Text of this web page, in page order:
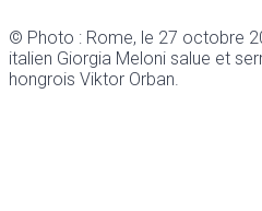
© Photo : Rome, le 27 octobre
italien Giorgia Meloni salue et
hongrois Viktor Orban.